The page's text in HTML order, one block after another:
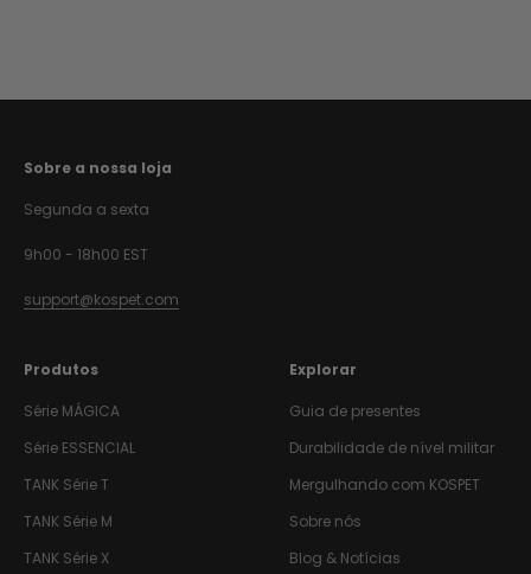
Sobre a nossa loja
Segunda a sexta
9h00 - 18h00 EST
support@kospet.com
Produtos
Série MÁGICA
Série ESSENCIAL
TANK Série T
TANK Série M
TANK Série X
Explorar
Guia de presentes
Durabilidade de nível militar
Mergulhando com KOSPET
Sobre nós
Blog & Notícias